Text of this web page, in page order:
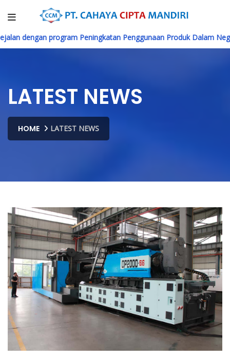
program Peningkatan Penggunaan Produk Dalam Negeri
LATEST NEWS
HOME LATEST NEWS